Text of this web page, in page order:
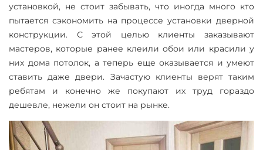
установкой, не стоит забывать, что иногда много кто
пытается сэкономить на процессе установки дверной
конструкции. С этой целью клиенты заказывают
мастеров, которые ранее клеили обои или красили у
них дома потолок, а теперь еще оказывается и умеют
ставить даже двери. Зачастую клиенты верят таким
ребятам и конечно же покупают их труд гораздо
дешевле, нежели он стоит на рынке.